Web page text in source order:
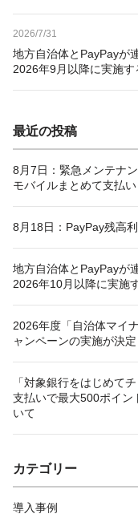
2026/7/31
地方自治体とPayPayが
2026年9月以降に実施す
最近の投稿
8月7日：緊急メンテナ
モバイルまとめて支払い
8月18日：PayPay残高
地方自治体とPayPayが
2026年10月以降に実施
2026年度「自治体マイ
ャンペーンの実施が決定
「対象銀行をはじめて
支払いで最大500ポイン
いて
カテゴリー
導入事例